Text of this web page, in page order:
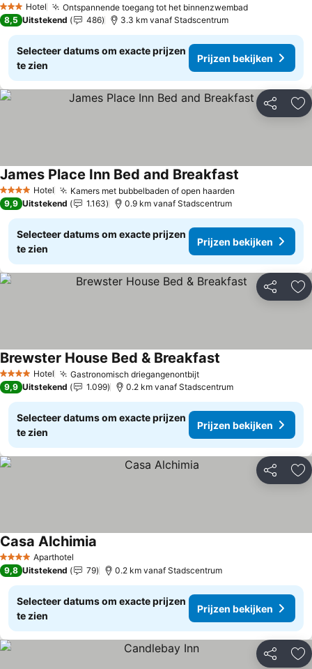
3 SterrenHotel Ontspannende toegang tot het binnenzwembad
8,5 Uitstekend 486 3.3 km vanaf Stadscentrum
Selecteer datums om exacte prijzen
te zien
Prijzen bekijken
Delen
4 SterrenHotel Kamers met bubbelbaden of open haarden
James Place Inn Bed and Breakfast
9,9 Uitstekend 1.163 0.9 km vanaf Stadscentrum
Selecteer datums om exacte prijzen
te zien
Prijzen bekijken
Delen
4 SterrenHotel Gastronomisch driegangenontbijt
Brewster House Bed & Breakfast
9,9 Uitstekend 1.099 0.2 km vanaf Stadscentrum
Selecteer datums om exacte prijzen
te zien
Prijzen bekijken
Delen
4 SterrenAparthotel
Casa Alchimia
9,8 Uitstekend 79 0.2 km vanaf Stadscentrum
Selecteer datums om exacte prijzen
te zien
Prijzen bekijken
Delen